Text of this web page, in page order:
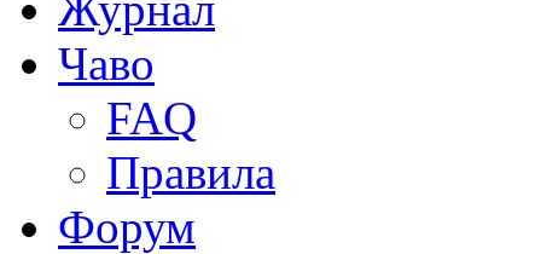
Чаво
FAQ
Правила
Форум